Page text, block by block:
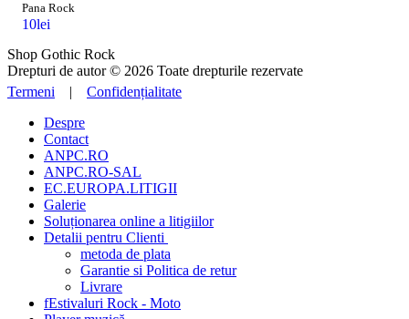
Pana Rock
10lei
Shop Gothic Rock
Drepturi de autor © 2026 Toate drepturile rezervate
Termeni | Confidențialitate
Despre
Contact
ANPC.RO
ANPC.RO-SAL
EC.EUROPA.LITIGII
Galerie
Soluționarea online a litigiilor
Detalii pentru Clienti
metoda de plata
Garantie si Politica de retur
Livrare
fEstivaluri Rock - Moto